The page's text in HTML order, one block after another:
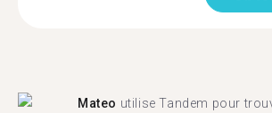
Mateo utilise Tandem pour